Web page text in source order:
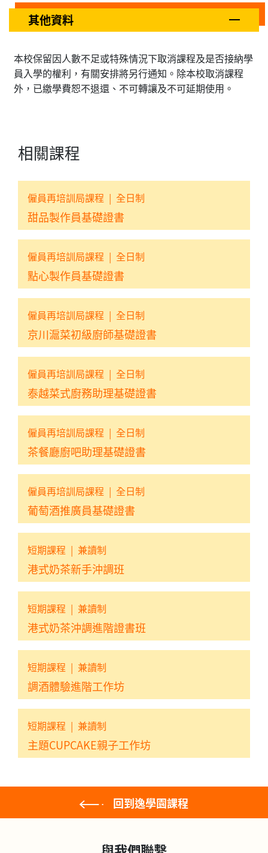
其他資料
本校保留因人數不足或特殊情況下取消課程及是否接納學
員入學的權利，有關安排將另行通知。除本校取消課程
外，已繳學費恕不退還、不可轉讓及不可延期使用。
相關課程
僱員再培訓局課程 | 全日制
甜品製作員基礎證書
僱員再培訓局課程 | 全日制
點心製作員基礎證書
僱員再培訓局課程 | 全日制
京川滬菜初級廚師基礎證書
僱員再培訓局課程 | 全日制
泰越菜式廚務助理基礎證書
僱員再培訓局課程 | 全日制
茶餐廳廚吧助理基礎證書
僱員再培訓局課程 | 全日制
葡萄酒推廣員基礎證書
短期課程 | 兼讀制
港式奶茶新手沖調班
短期課程 | 兼讀制
港式奶茶沖調進階證書班
短期課程 | 兼讀制
調酒體驗進階工作坊
短期課程 | 兼讀制
主題CUPCAKE親子工作坊
回到逸學園課程